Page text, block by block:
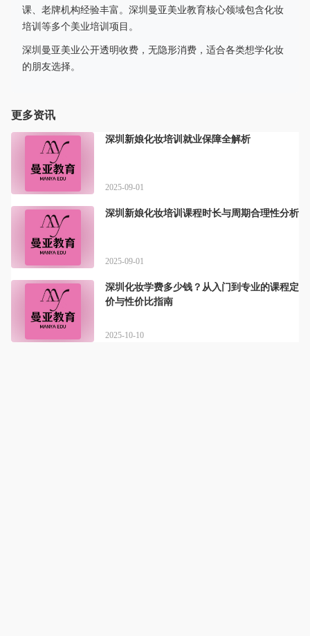
课、老牌机构经验丰富。深圳曼亚美业教育核心领域包含化妆
培训等多个美业培训项目。
深圳曼亚美业公开透明收费，无隐形消费，适合各类想学化妆
的朋友选择。
更多资讯
深圳新娘化妆培训就业保障全解析
2025-09-01
深圳新娘化妆培训课程时长与周期合理性分析
2025-09-01
深圳化妆学费多少钱？从入门到专业的课程定
价与性价比指南
2025-10-10